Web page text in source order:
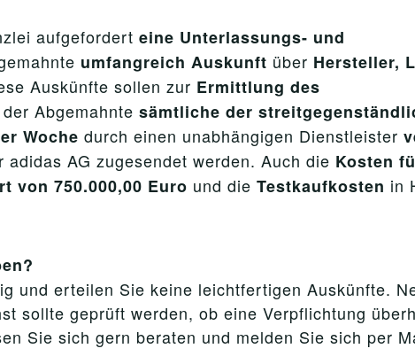
aufgefordert eine Unterlassungs- und
umfangreich Auskunft über Hersteller,
Auskünfte sollen zur Ermittlung des
Abgemahnte sämtliche der
Woche durch einen unabhängigen Dienstleister
AG zugesendet werden. Auch die Kosten
von 750.000,00 Euro und die Testkaufkosten in
und erteilen Sie keine leichtfertigen Auskünfte.
sollte geprüft werden, ob eine Verpflichtung
Sie sich gern beraten und melden Sie sich per